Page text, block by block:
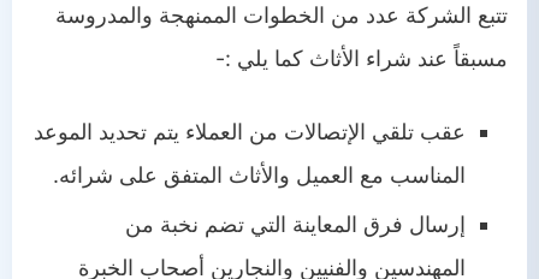
تتبع الشركة عدد من الخطوات الممنهجة والمدروسة
مسبقاً عند شراء الأثاث كما يلي :-
عقب تلقي الإتصالات من العملاء يتم تحديد الموعد
المناسب مع العميل والأثاث المتفق على شرائه.
إرسال فرق المعاينة التي تضم نخبة من
المهندسين والفنيين والنجارين أصحاب الخبرة